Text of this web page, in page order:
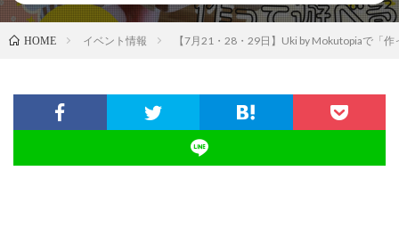
HOME イベント情報 【7月21・28・29日】Uki by Mokutopiaで「